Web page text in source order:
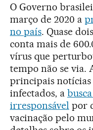
O Governo
março de 2020 a
no país. Quase
conta mais de
vírus que
tempo não se via.
principais
infectados, a
irresponsável por
vacinação pelo